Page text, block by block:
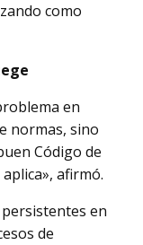
como
en
normas, sino
Código de
afirmó.
en
de